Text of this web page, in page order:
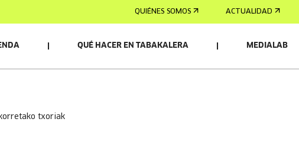
QUIÉNES SOMOS ACTUALIDAD
QUÉ HACER EN TABAKALERA MEDIALAB
txoriak